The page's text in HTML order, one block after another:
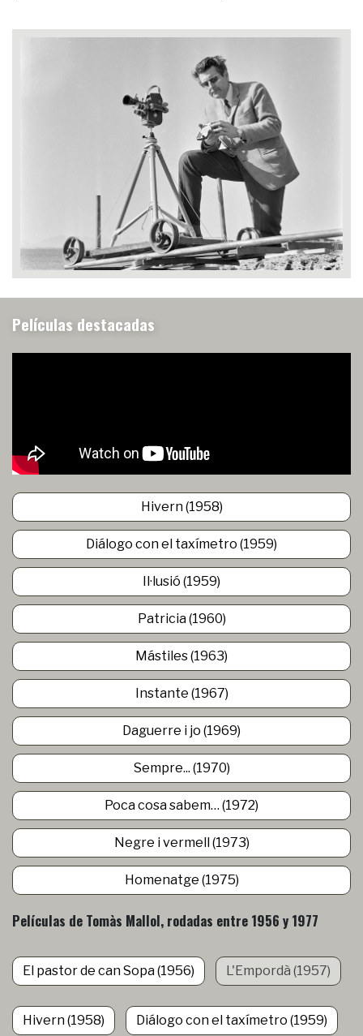
Películas destacadas
Hivern (1958)
Diálogo con el taxímetro (1959)
Il·lusió (1959)
Patricia (1960)
Mástiles (1963)
Instante (1967)
Daguerre i jo (1969)
Sempre... (1970)
Poca cosa sabem… (1972)
Negre i vermell (1973)
Homenatge (1975)
Películas de Tomàs Mallol, rodadas entre 1956 y 1977
El pastor de can Sopa (1956) L'Empordà (1957)
Hivern (1958) Diálogo con el taxímetro (1959)